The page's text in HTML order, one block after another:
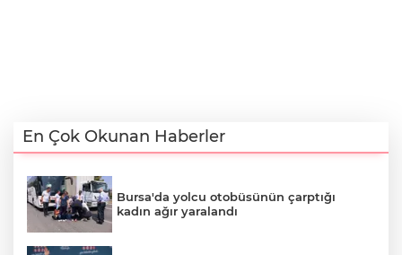
En Çok Okunan Haberler
Bursa'da yolcu otobüsünün çarptığı
kadın ağır yaralandı